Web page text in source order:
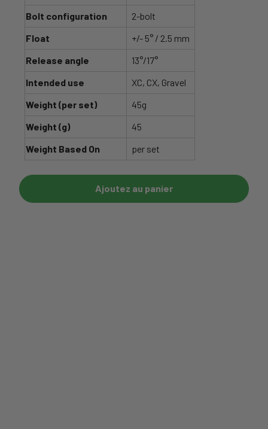
Bolt configuration
2-bolt
Float
+/- 5° / 2.5 mm
Release angle
13°/17°
Intended use
XC, CX, Gravel
Weight (per set)
45g
Weight (g)
45
Weight Based On
per set
Ajoutez au panier